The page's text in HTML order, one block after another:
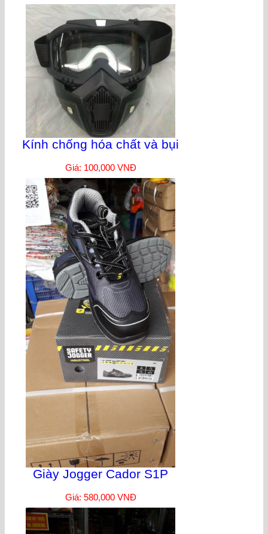
Kính chống hóa chất và bụi
Giá: 100,000 VNĐ
Giày Jogger Cador S1P
Giá: 580,000 VNĐ